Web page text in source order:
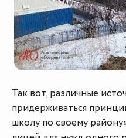
Так вот, различные
придерживаться
школу по своему